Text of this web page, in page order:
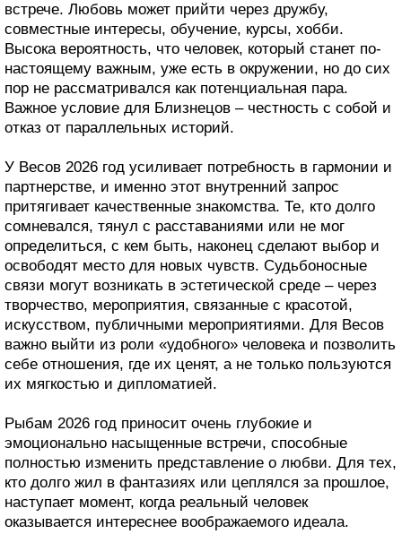
встрече. Любовь может прийти через дружбу,
совместные интересы, обучение, курсы, хобби.
Высока вероятность, что человек, который станет по-
настоящему важным, уже есть в окружении, но до сих
пор не рассматривался как потенциальная пара.
Важное условие для Близнецов – честность с собой и
отказ от параллельных историй.
У Весов 2026 год усиливает потребность в гармонии и
партнерстве, и именно этот внутренний запрос
притягивает качественные знакомства. Те, кто долго
сомневался, тянул с расставаниями или не мог
определиться, с кем быть, наконец сделают выбор и
освободят место для новых чувств. Судьбоносные
связи могут возникать в эстетической среде – через
творчество, мероприятия, связанные с красотой,
искусством, публичными мероприятиями. Для Весов
важно выйти из роли «удобного» человека и позволить
себе отношения, где их ценят, а не только пользуются
их мягкостью и дипломатией.
Рыбам 2026 год приносит очень глубокие и
эмоционально насыщенные встречи, способные
полностью изменить представление о любви. Для тех,
кто долго жил в фантазиях или цеплялся за прошлое,
наступает момент, когда реальный человек
оказывается интереснее воображаемого идеала.